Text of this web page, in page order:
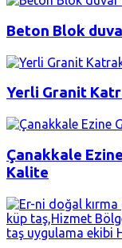
Beton Blok
Yerli Granit
Çanakkale
Kalite